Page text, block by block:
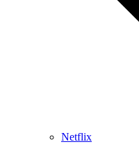
Netflix